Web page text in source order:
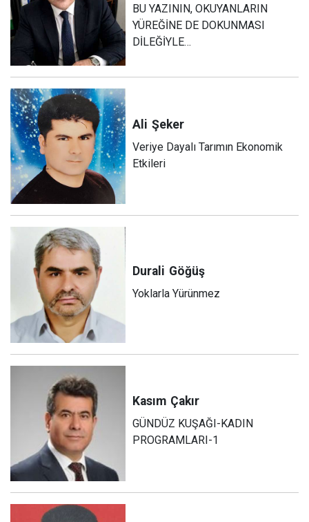
BU YAZININ, OKUYANLARIN
YÜREĞİNE DE DOKUNMASI
DİLEĞİYLE…
Ali Şeker
Veriye Dayalı Tarımın Ekonomik
Etkileri
Durali Göğüş
Yoklarla Yürünmez
Kasım Çakır
GÜNDÜZ KUŞAĞI-KADIN
PROGRAMLARI-1